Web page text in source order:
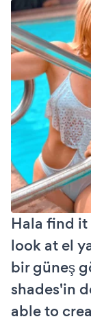
Hala find it
look at el
bir güneş
shades'in
able to